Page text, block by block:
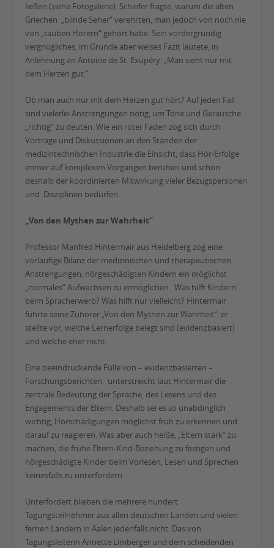
ließen (siehe Fotogalerie). Schiefer fragte, warum die alten
Griechen „blinde Seher“ verehrten, man jedoch von noch nie
von „tauben Hörern“ gehört habe. Sein vordergründig
vergnügliches, im Grunde aber weises Fazit lautete, in
Anlehnung an Antoine de St. Exupéry: „Man sieht nur mit
dem Herzen gut.“
Ob man auch nur mit dem Herzen gut hört? Auf jeden Fall
sind vielerlei Anstrengungen nötig, um Töne und Geräusche
„richtig“ zu deuten. Wie ein roter Faden zog sich durch
Vorträge und Diskussionen an den Ständen der
medizintechnischen Industrie die Einsicht, dass Hör-Erfolge
immer auf komplexen Vorgängen beruhen und schon
deshalb der koordinierten Mitwirkung vieler Bezugspersonen
und Disziplinen bedürfen.
„Von den Mythen zur Wahrheit“
Professor Manfred Hintermair aus Heidelberg zog eine
vorläufige Bilanz der medizinischen und therapeutischen
Anstrengungen, hörgeschädigten Kindern ein möglichst
„normales“ Aufwachsen zu ermöglichen. Was hilft Kindern
beim Spracherwerb? Was hilft nur vielleicht? Hintermair
führte seine Zuhörer „Von den Mythen zur Wahrheit“: er
stellte vor, welche Lernerfolge belegt sind (evidenzbasiert)
und welche eher nicht.
Eine beeindruckende Fülle von – evidenzbasierten –
Forschungsberichten unterstreicht laut Hintermair die
zentrale Bedeutung der Sprache, des Lesens und des
Engagements der Eltern. Deshalb sei es so unabdinglich
wichtig, Hörschädigungen möglichst früh zu erkennen und
darauf zu reagieren. Was aber auch heiße, „Eltern stark“ zu
machen, die frühe Eltern-Kind-Beziehung zu festigen und
hörgeschädigte Kinder beim Vorlesen, Lesen und Sprechen
keinesfalls zu unterfordern.
Unterfordert blieben die mehrere hundert
Tagungsteilnehmer aus allen deutschen Landen und vielen
fernen Ländern in Aalen jedenfalls nicht. Das von
Tagungsleiterin Annette Limberger und dem scheidenden